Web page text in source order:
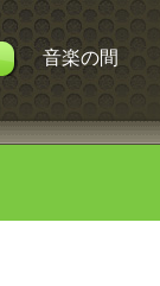
音楽の間